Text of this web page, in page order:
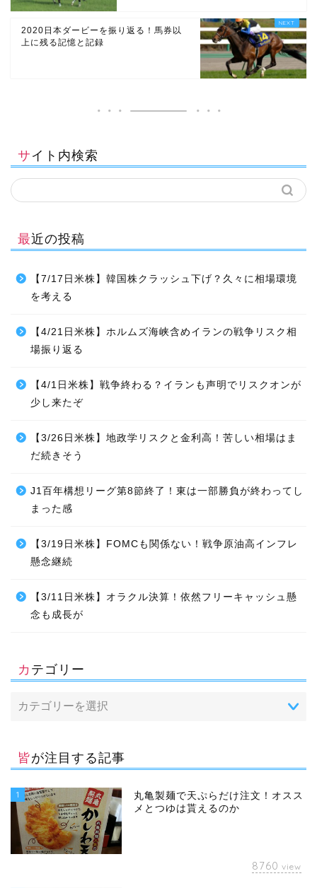
2020日本ダービーを振り返る！馬券以
上に残る記憶と記録
サイト内検索
最近の投稿
【7/17日米株】韓国株クラッシュ下げ？久々に相場環境
を考える
【4/21日米株】ホルムズ海峡含めイランの戦争リスク相
場振り返る
【4/1日米株】戦争終わる？イランも声明でリスクオンが
少し来たぞ
【3/26日米株】地政学リスクと金利高！苦しい相場はま
だ続きそう
J1百年構想リーグ第8節終了！東は一部勝負が終わってし
まった感
【3/19日米株】FOMCも関係ない！戦争原油高インフレ
懸念継続
【3/11日米株】オラクル決算！依然フリーキャッシュ懸
念も成長が
カテゴリー
皆が注目する記事
1
丸亀製麺で天ぷらだけ注文！オスス
メとつゆは貰えるのか
8760 view